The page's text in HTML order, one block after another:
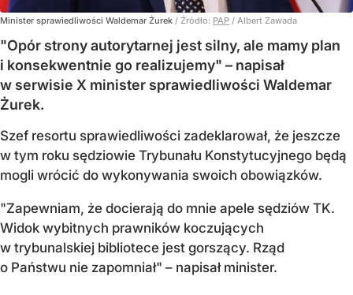
Minister sprawiedliwości Waldemar Żurek / Źródło: PAP / Albert Zawada
"Opór strony autorytarnej jest silny, ale mamy plan
i konsekwentnie go realizujemy" – napisał
w serwisie X minister sprawiedliwości Waldemar
Żurek.
Szef resortu sprawiedliwości zadeklarował, że jeszcze
w tym roku sędziowie Trybunału Konstytucyjnego będą
mogli wrócić do wykonywania swoich obowiązków.
"Zapewniam, że docierają do mnie apele sędziów TK.
Widok wybitnych prawników koczujących
w trybunalskiej bibliotece jest gorszący. Rząd
o Państwu nie zapomniał" – napisał minister.